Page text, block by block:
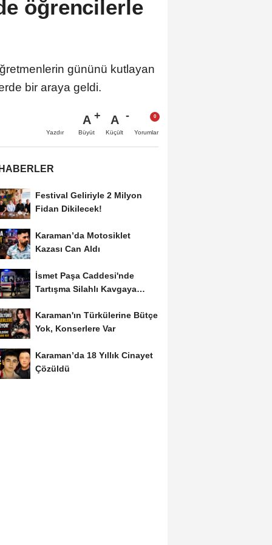
öğrencilerle
gününü kutlayan
bir araya geldi.
Yazdır
A
Büyüt
A
Küçült Yorumlar
Festival Geliriyle 2 Milyon
Fidan Dikilecek!
Karaman’da Motosiklet
Kazası Can Aldı
İsmet Paşa Caddesi'nde
Tartışma Silahlı Kavgaya
Karaman'ın Türkülerine Bütçe
Yok, Konserlere Var
Karaman’da 18 Yıllık Cinayet
Çözüldü